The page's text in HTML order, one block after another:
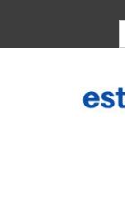
contenido